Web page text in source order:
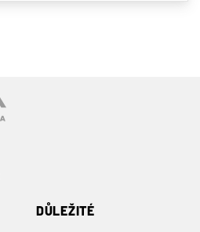
DŮLEŽITÉ